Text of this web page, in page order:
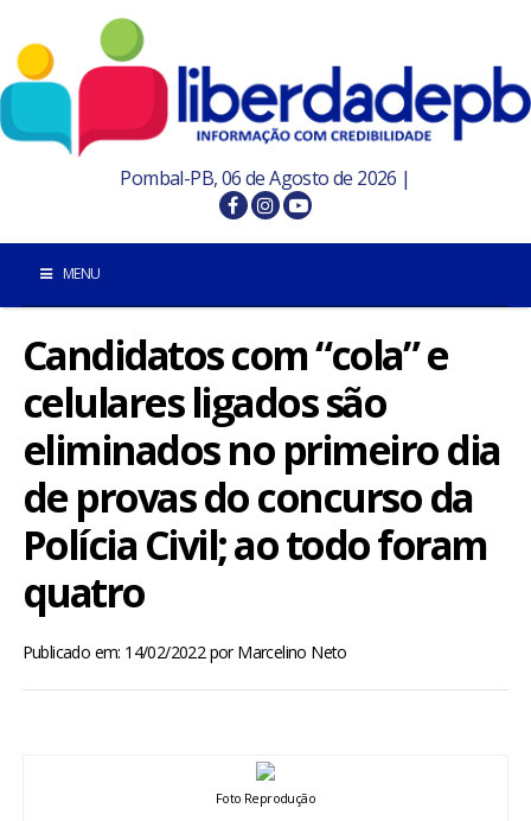
Pombal-PB, 06 de Agosto de 2026 |
MENU
INÍCIO
POMBAL E REGIÃO
BRASIL
MUNDO
Candidatos com “cola” e
celulares ligados são
eliminados no primeiro dia
de provas do concurso da
Polícia Civil; ao todo foram
quatro
Publicado em: 14/02/2022porMarcelino Neto
Foto Reprodução